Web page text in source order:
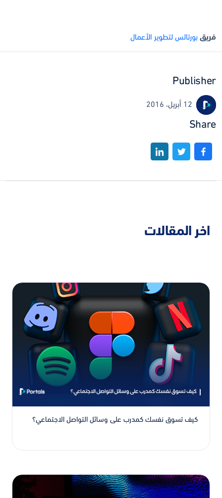
فريق بورتالس لتطوير الأعمال
Publisher
12 أبريل، 2016
Share
اخر المقالات
كيف تسوق نفسك كمدرب على وسائل التواصل الاجتماعي؟